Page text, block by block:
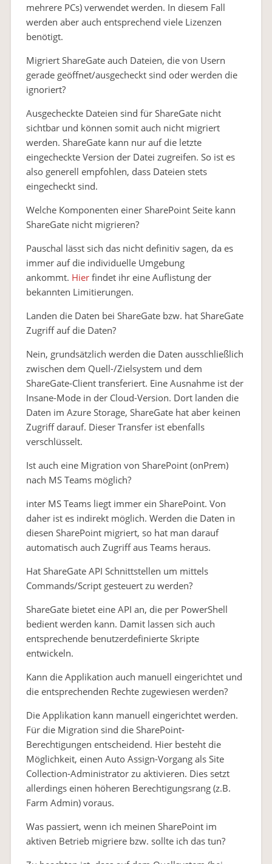
mehrere PCs) verwendet werden. In diesem Fall
werden aber auch entsprechend viele Lizenzen
benötigt.
Migriert ShareGate auch Dateien, die von Usern
gerade geöffnet/ausgecheckt sind oder werden die
ignoriert?
Ausgecheckte Dateien sind für ShareGate nicht
sichtbar und können somit auch nicht migriert
werden. ShareGate kann nur auf die letzte
eingecheckte Version der Datei zugreifen. So ist es
also generell empfohlen, dass Dateien stets
eingecheckt sind.
Welche Komponenten einer SharePoint Seite kann
ShareGate nicht migrieren?
Pauschal lässt sich das nicht definitiv sagen, da es
immer auf die individuelle Umgebung
ankommt. Hier findet ihr eine Auflistung der
bekannten Limitierungen.
Landen die Daten bei ShareGate bzw. hat ShareGate
Zugriff auf die Daten?
Nein, grundsätzlich werden die Daten ausschließlich
zwischen dem Quell-/Zielsystem und dem
ShareGate-Client transferiert. Eine Ausnahme ist der
Insane-Mode in der Cloud-Version. Dort landen die
Daten im Azure Storage, ShareGate hat aber keinen
Zugriff darauf. Dieser Transfer ist ebenfalls
verschlüsselt.
Ist auch eine Migration von SharePoint (onPrem)
nach MS Teams möglich?
inter MS Teams liegt immer ein SharePoint. Von
daher ist es indirekt möglich. Werden die Daten in
diesen SharePoint migriert, so hat man darauf
automatisch auch Zugriff aus Teams heraus.
Hat ShareGate API Schnittstellen um mittels
Commands/Script gesteuert zu werden?
ShareGate bietet eine API an, die per PowerShell
bedient werden kann. Damit lassen sich auch
entsprechende benutzerdefinierte Skripte
entwickeln.
Kann die Applikation auch manuell eingerichtet und
die entsprechenden Rechte zugewiesen werden?
Die Applikation kann manuell eingerichtet werden.
Für die Migration sind die SharePoint-
Berechtigungen entscheidend. Hier besteht die
Möglichkeit, einen Auto Assign-Vorgang als Site
Collection-Administrator zu aktivieren. Dies setzt
allerdings einen höheren Berechtigungsrang (z.B.
Farm Admin) voraus.
Was passiert, wenn ich meinen SharePoint im
aktiven Betrieb migriere bzw. sollte ich das tun?